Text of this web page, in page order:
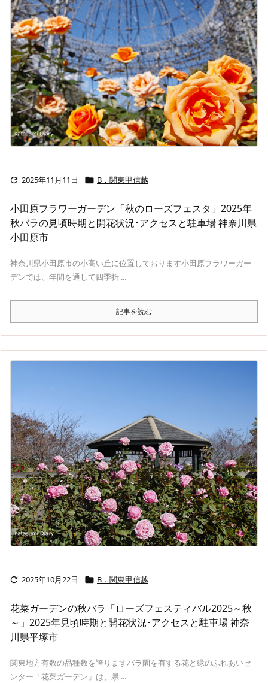
 2025年11月11日  B．関東甲信越
小田原フラワーガーデン「秋のローズフェスタ」2025年
秋バラの見頃時期と開花状況･アクセスと駐車場 神奈川県
小田原市
神奈川県小田原市の小高い丘に位置しております小田原フラワーガー
デンでは、年間を通して四季折 ...
記事を読む
 2025年10月22日  B．関東甲信越
花菜ガーデンの秋バラ「ローズフェスティバル2025～秋
～」2025年見頃時期と開花状況･アクセスと駐車場 神奈
川県平塚市
関東地方有数の品種数を誇りますバラ園を有する花と緑のふれあいセ
ンター「花菜ガーデン」は、県 ...